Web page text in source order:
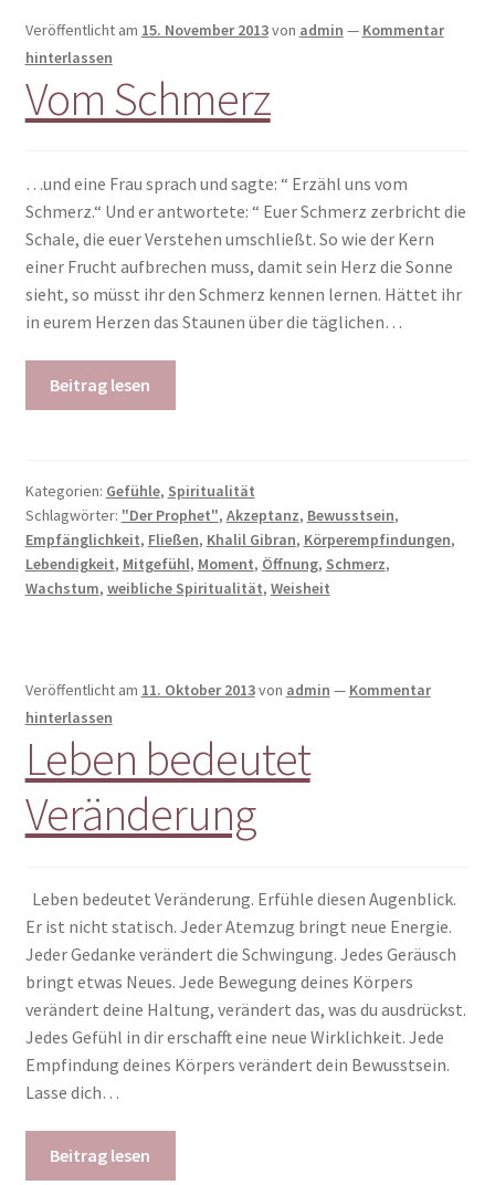
Veröffentlicht am 15. November 2013von admin — Kommentar
hinterlassen
Vom Schmerz
…und eine Frau sprach und sagte: “ Erzähl uns vom
Schmerz.“ Und er antwortete: “ Euer Schmerz zerbricht die
Schale, die euer Verstehen umschließt. So wie der Kern
einer Frucht aufbrechen muss, damit sein Herz die Sonne
sieht, so müsst ihr den Schmerz kennen lernen. Hättet ihr
in eurem Herzen das Staunen über die täglichen…
Beitrag lesen
Kategorien: Gefühle, Spiritualität
Schlagwörter: "Der Prophet", Akzeptanz, Bewusstsein,
Empfänglichkeit, Fließen, Khalil Gibran, Körperempfindungen,
Lebendigkeit, Mitgefühl, Moment, Öffnung, Schmerz,
Wachstum, weibliche Spiritualität, Weisheit
Veröffentlicht am 11. Oktober 2013von admin — Kommentar
hinterlassen
Leben bedeutet
Veränderung
Leben bedeutet Veränderung. Erfühle diesen Augenblick.
Er ist nicht statisch. Jeder Atemzug bringt neue Energie.
Jeder Gedanke verändert die Schwingung. Jedes Geräusch
bringt etwas Neues. Jede Bewegung deines Körpers
verändert deine Haltung, verändert das, was du ausdrückst.
Jedes Gefühl in dir erschafft eine neue Wirklichkeit. Jede
Empfindung deines Körpers verändert dein Bewusstsein.
Lasse dich…
Beitrag lesen